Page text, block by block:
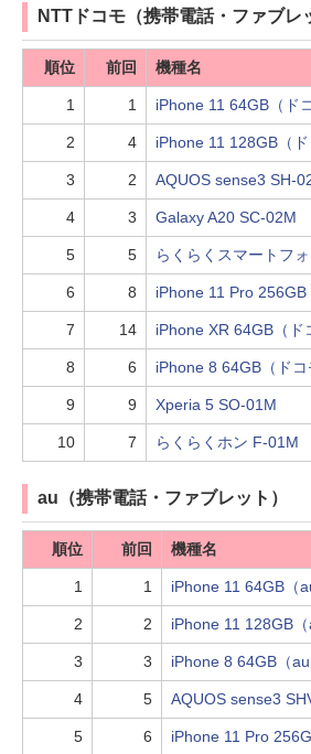
NTTドコモ（携帯電話・ファブレ
順位 前回 機種名
1 1 iPhone 11 64GB（ド
2 4 iPhone 11 128GB（ド
3 2 AQUOS sense3 SH-
4 3 Galaxy A20 SC-02M
5 5 らくらくスマートフ
6 8 iPhone 11 Pro 256GB
7 14 iPhone XR 64GB（ド
8 6 iPhone 8 64GB（ドコ
9 9 Xperia 5 SO-01M
10 7 らくらくホン F-01M
au（携帯電話・ファブレット）
順位 前回 機種名
1 1 iPhone 11 64GB（
2 2 iPhone 11 128GB（
3 3 iPhone 8 64GB（au
4 5 AQUOS sense3
5 6 iPhone 11 Pro